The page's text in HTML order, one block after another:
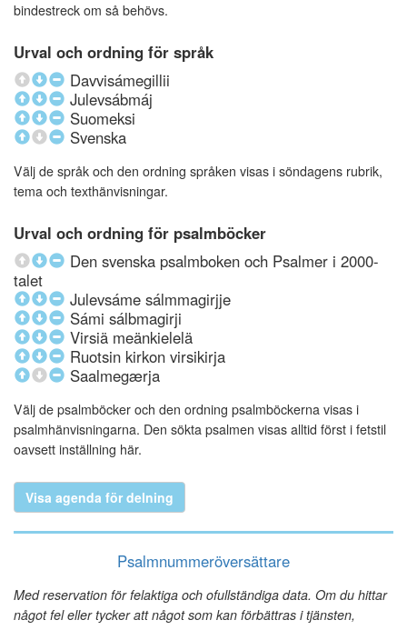
bindestreck om så behövs.
Urval och ordning för språk
Davvisámegillii
Julevsábmáj
Suomeksi
Svenska
Välj de språk och den ordning språken visas i söndagens rubrik,
tema och texthänvisningar.
Urval och ordning för psalmböcker
Den svenska psalmboken och Psalmer i 2000-
talet
Julevsáme sálmmagirjje
Sámi sálbmagirji
Virsiä meänkielelä
Ruotsin kirkon virsikirja
Saalmegærja
Välj de psalmböcker och den ordning psalmböckerna visas i
psalmhänvisningarna. Den sökta psalmen visas alltid först i fetstil
oavsett inställning här.
Visa agenda för delning
Psalmnummeröversättare
Med reservation för felaktiga och ofullständiga data. Om du hittar
något fel eller tycker att något som kan förbättras i tjänsten,